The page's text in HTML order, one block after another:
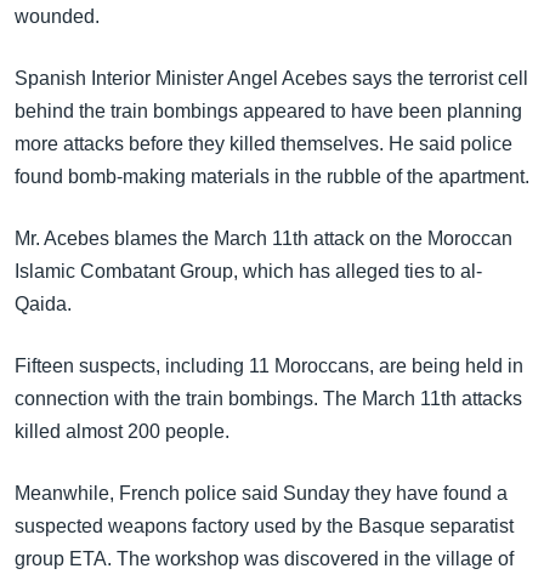
ရှာဖွေ
ရန်
နေရာ
သို့
ရန်
wounded.
Spanish Interior Minister Angel Acebes says the terrorist cell
behind the train bombings appeared to have been planning
more attacks before they killed themselves. He said police
found bomb-making materials in the rubble of the apartment.
Mr. Acebes blames the March 11th attack on the Moroccan
Islamic Combatant Group, which has alleged ties to al-
Qaida.
Fifteen suspects, including 11 Moroccans, are being held in
connection with the train bombings. The March 11th attacks
killed almost 200 people.
Meanwhile, French police said Sunday they have found a
suspected weapons factory used by the Basque separatist
group ETA. The workshop was discovered in the village of